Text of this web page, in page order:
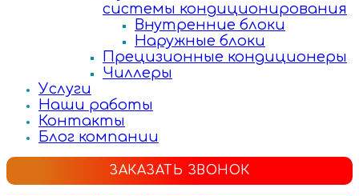
системы кондиционирования
Внутренние блоки
Наружные блоки
Прецизионные кондиционеры
Чиллеры
Услуги
Наши работы
Контакты
Блог компании
ЗАКАЗАТЬ ЗВОНОК